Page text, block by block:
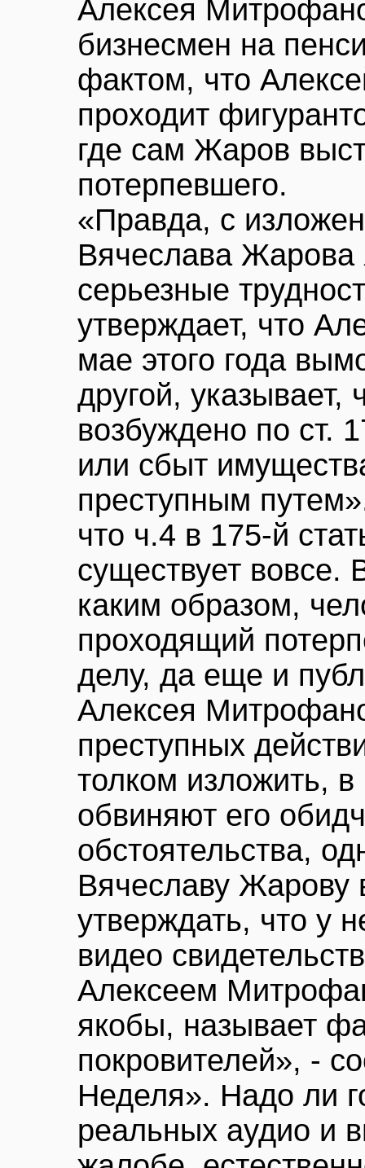
Алексея
бизнесмен на
фактом, что
проходит
где сам Жаров
потерпевшего.
«Правда, с
Вячеслава Жарова
серьезные
утверждает, что
мае этого года
другой, указывает,
возбуждено по ст.
или сбыт
преступным
что ч.4 в 175-й
существует вовсе.
каким образом,
проходящий
делу, да еще и
Алексея
преступных
толком изложить,
обвиняют его
обстоятельства,
Вячеславу Жарову
утверждать, что у
видео
Алексеем
якобы, называет
покровителей», -
Неделя». Надо ли
реальных аудио и